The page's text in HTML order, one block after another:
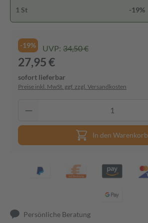
1 St -19%
-19% UVP: 34,50 €
27,95 €
sofort lieferbar
Preise inkl. MwSt. ggf. zzgl. Versandkosten
In den Warenkorb
Persönliche Beratung